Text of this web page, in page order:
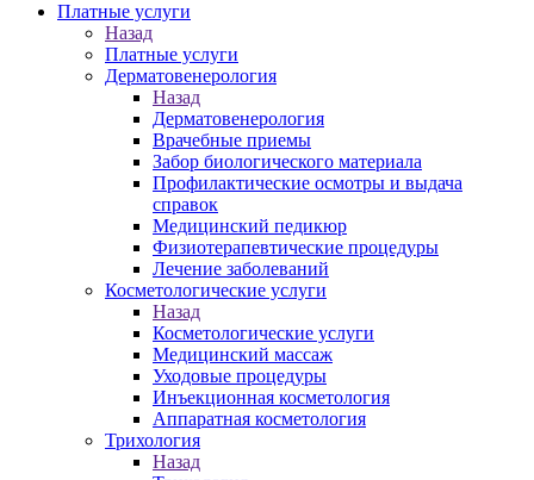
Платные услуги
Назад
Платные услуги
Дерматовенерология
Назад
Дерматовенерология
Врачебные приемы
Забор биологического материала
Профилактические осмотры и выдача
справок
Медицинский педикюр
Физиотерапевтические процедуры
Лечение заболеваний
Косметологические услуги
Назад
Косметологические услуги
Медицинский массаж
Уходовые процедуры
Инъекционная косметология
Аппаратная косметология
Трихология
Назад